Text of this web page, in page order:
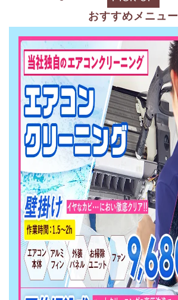
おすすめメニュー